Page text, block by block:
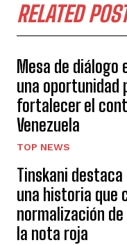
RELATED
Mesa de diálogo
una oportunidad
fortalecer el
Venezuela
TOP NEWS
Tinskani destaca
una historia que
normalización
la nota roja